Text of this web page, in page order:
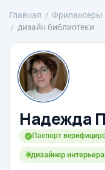
Главная Фрилансеры
дизайн библиотеки
Надежда
Паспорт
дизайнер